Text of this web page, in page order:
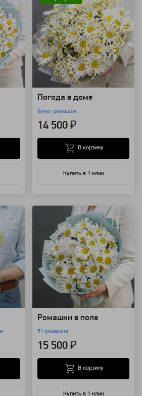
Погода в доме
букет ромашек
14 500 ₽
Купить в 1 клик
В корзину
Ромашки в поле
51 ромашка
15 500 ₽
Купить в 1 клик
В корзину